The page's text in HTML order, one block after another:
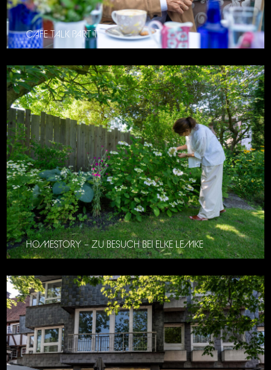
CAFE TALK PART 11
HOMESTORY – ZU BESUCH BEI ELKE LEMKE